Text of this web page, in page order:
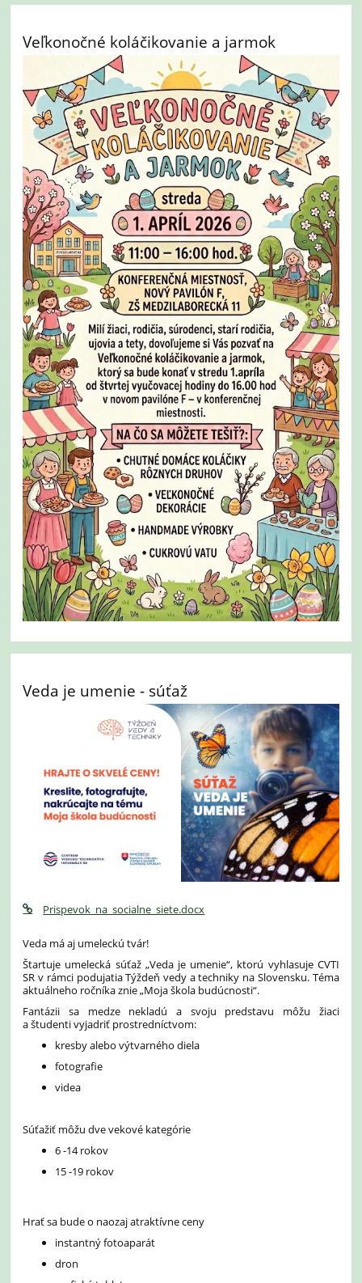
Veľkonočné koláčikovanie a jarmok
Veda je umenie - súťaž
Prispevok_na_socialne_siete.docx
Veda má aj umeleckú tvár!
Štartuje umelecká súťaž „Veda je umenie“, ktorú vyhlasuje CVTI
SR v rámci podujatia Týždeň vedy a techniky na Slovensku. Téma
aktuálneho ročníka znie „Moja škola budúcnosti“.
Fantázii sa medze nekladú a svoju predstavu môžu žiaci
a študenti vyjadriť prostredníctvom:
kresby alebo výtvarného diela
fotografie
videa
Súťažiť môžu dve vekové kategórie
6 -14 rokov
15 -19 rokov
Hrať sa bude o naozaj atraktívne ceny
instantný fotoaparát
dron